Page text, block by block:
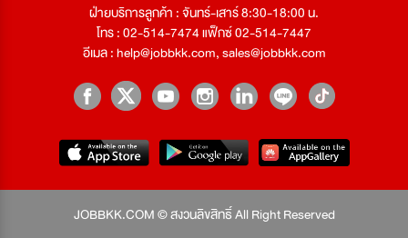
ฝ่ายบริการลูกค้า : จันทร์-เสาร์ 8:30-18:00 น.
โทร : 02-514-7474 แฟ็กซ์ 02-514-7447
อีเมล :help@jobbkk.com,sales@jobbkk.com
JOBBKK.COM © สงวนลิขสิทธิ์ All Right Reserved